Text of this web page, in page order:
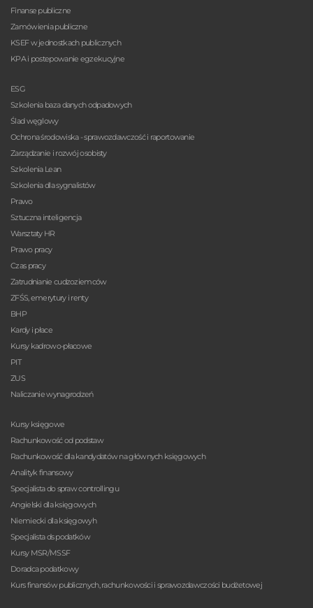
Finanse publiczne
Zamówienia publiczne
KSEF w jednostkach publicznych
KPA i postepowanie egzekucyjne
ESG
Szkolenia baza danych odpadowych
Ślad węglowy
Ochrona środowiska - sprawozdawczość i raportowanie
Zarządzanie i rozwój osobisty
Szkolenia Lean
Szkolenia dla sygnalistów
Prawo
Sztuczna inteligencja
Warsztaty HR
Prawo pracy
Czas pracy
Zatrudnianie cudzoziemców
ZFŚS, emerytury i renty
BHP
Kardy i płace
Kursy kadrowo-płacowe
PIT
ZUS
Naliczanie wynagrodzeń
Kursy księgowe
Rachunkowość od podstaw
Rachunkowość dla kandydatów na głównych księgowych
Analityk finansowy
Specjalista do spraw controllingu
Angielski dla księgowych
Niemiecki dla księgowyh
Specjalista ds podatków
Kursy MSR/MSSF
Doradca podatkowy
Kurs finansów publicznych, rachunkowości i sprawozdawczości budżetowej